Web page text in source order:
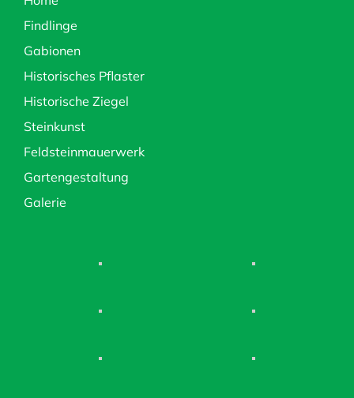
Findlinge
Gabionen
Historisches Pflaster
Historische Ziegel
Steinkunst
Feldsteinmauerwerk
Gartengestaltung
Galerie